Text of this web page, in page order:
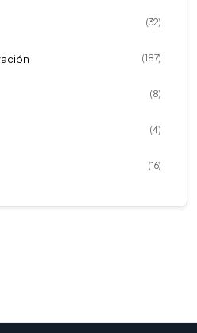
(32)
(187)
(8)
(4)
(16)